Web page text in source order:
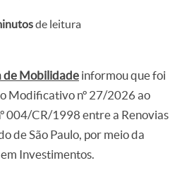
de leitura
Mobilidade informou que foi
Modificativo nº 27/2026 ao
004/CR/1998 entre a Renovias
de São Paulo, por meio da
Investimentos.